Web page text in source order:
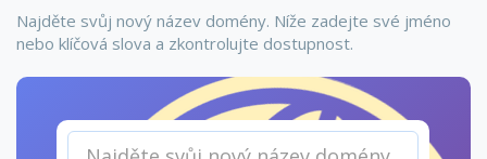
Najděte svůj nový název domény. Níže zadejte své jméno
nebo klíčová slova a zkontrolujte dostupnost.